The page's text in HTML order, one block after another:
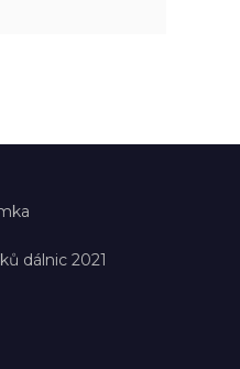
dálnic 2021